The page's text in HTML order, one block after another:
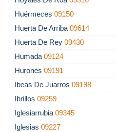
Huérmeces 09150
Huerta De Arriba 09614
Huerta De Rey 09430
Humada 09124
Hurones 09191
Ibeas De Juarros 09198
Ibrillos 09259
Iglesiarrubia 09345
Iglesias 09227